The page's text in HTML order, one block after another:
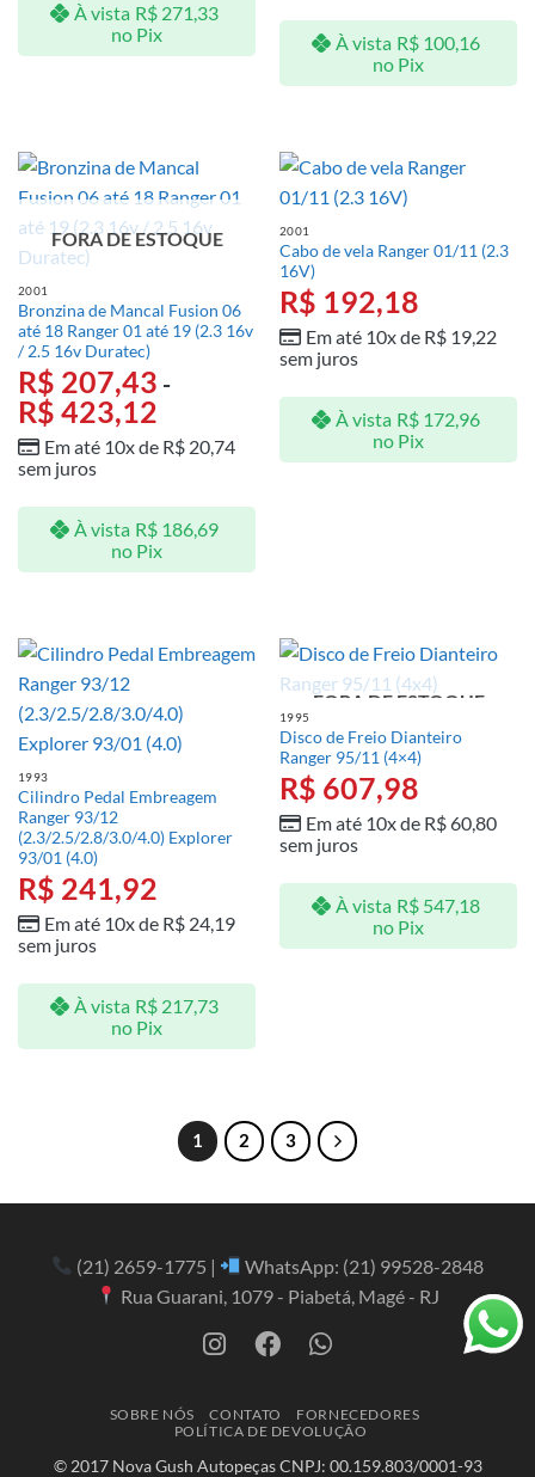
À vista R$ 271,33
no Pix
À vista R$ 100,16
no Pix
FORA DE ESTOQUE
2001
Bronzina de Mancal Fusion 06
até 18 Ranger 01 até 19 (2.3 16v
/ 2.5 16v Duratec)
R$ 207,43 -
R$ 423,12
Em até 10x de R$20,74
sem juros
À vista R$ 186,69
no Pix
2001
Cabo de vela Ranger 01/11 (2.3
16V)
R$ 192,18
Em até 10x de R$19,22
sem juros
À vista R$ 172,96
no Pix
1993
Cilindro Pedal Embreagem
Ranger 93/12
(2.3/2.5/2.8/3.0/4.0) Explorer
93/01 (4.0)
R$ 241,92
Em até 10x de R$24,19
sem juros
À vista R$ 217,73
no Pix
FORA DE ESTOQUE
1995
Disco de Freio Dianteiro
Ranger 95/11 (4×4)
R$ 607,98
Em até 10x de R$60,80
sem juros
À vista R$ 547,18
no Pix
1 2 3
(21) 2659-1775 | WhatsApp: (21) 99528-2848
Rua Guarani, 1079 - Piabetá, Magé - RJ
SOBRE NÓS CONTATO
FORNECEDORES
POLÍTICA DE DEVOLUÇÃO
© 2017 Nova Gush Autopeças CNPJ: 00.159.803/0001-93